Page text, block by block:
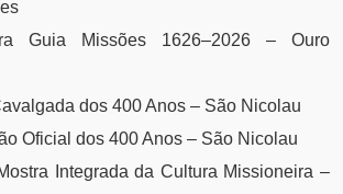
Guia Missões 1626–2026 – Ouro
dos 400 Anos – São Nicolau
Oficial dos 400 Anos – São Nicolau
Integrada da Cultura Missioneira –